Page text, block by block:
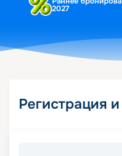
2027
Регистрация